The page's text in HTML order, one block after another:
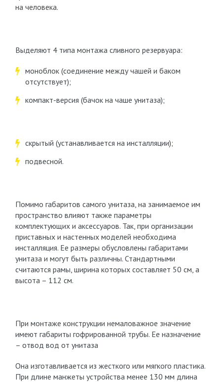
на человека.
Выделяют 4 типа монтажа сливного резервуара:
моноблок (соединение между чашей и баком
отсутствует);
компакт-версия (бачок на чаше унитаза);
скрытый (устанавливается на инсталляции);
подвесной.
Помимо габаритов самого унитаза, на занимаемое им
пространство влияют также параметры
комплектующих и аксессуаров. Так, при организации
приставных и настенных моделей необходима
инсталляция. Ее размеры обусловлены габаритами
унитаза и могут быть различны. Стандартными
считаются рамы, ширина которых составляет 50 см, а
высота – 112 см.
При монтаже конструкции немаловажное значение
имеют габариты гофрированной трубы. Ее назначение
– отвод вод от унитаза
Она изготавливается из жесткого или мягкого пластика.
При длине манжеты устройства менее 130 мм длина